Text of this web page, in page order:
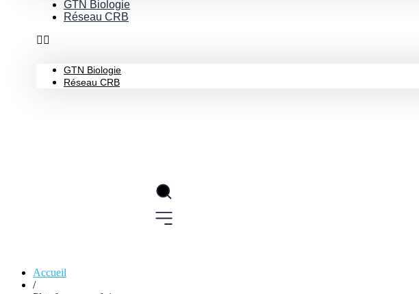
GTN Biologie
Réseau CRB
GTN Biologie
Réseau CRB
Accueil
/